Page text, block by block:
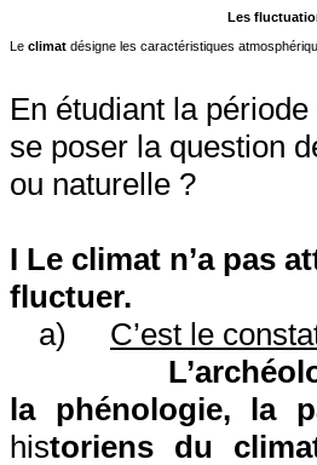
Les
Le climat désigne les caractéristiques
En étudiant la
se poser la question
ou naturelle ?
I Le climat n’a pas
fluctuer.
a)
C’est le
la phénologie, la
historiens du